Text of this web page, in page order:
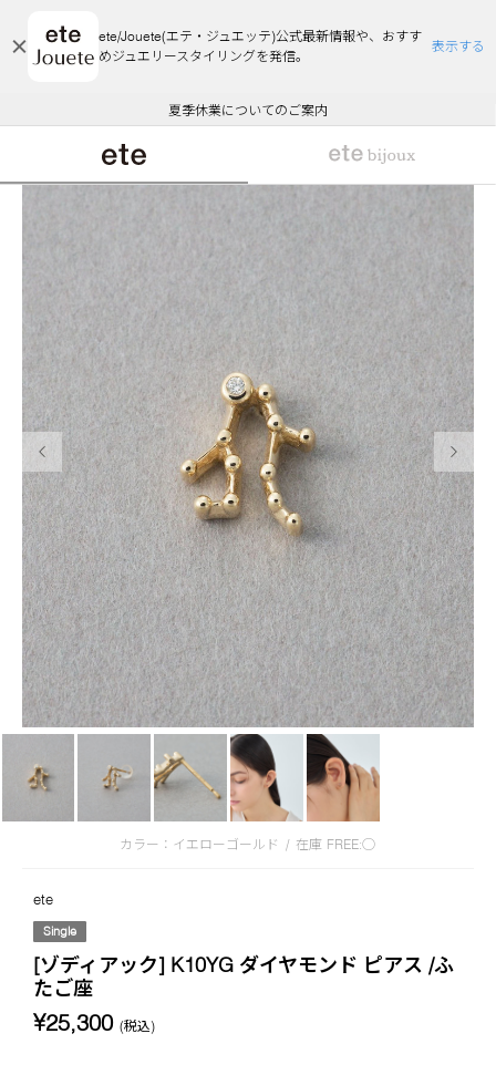
ete/Jouete(エテ・ジュエッテ)公式最新情報や、おすす
めジュエリースタイリングを発信。
表示する
エコラッピング及びエコポイント付与のご案内
ご注文いただいたお品物のお届け状況について
夏季休業についてのご案内
WEB Limited Items >>
採用のご案内
悪質な偽サイトにご注意ください
エコラッピング及びエコポイント付与のご案内
ご注文いただいたお品物のお届け状況について
前の画像
カラー：イエローゴールド / 在庫 FREE:◯
ete
Single
[ゾディアック] K10YG ダイヤモンド ピアス /ふ
たご座
¥25,300 (税込)